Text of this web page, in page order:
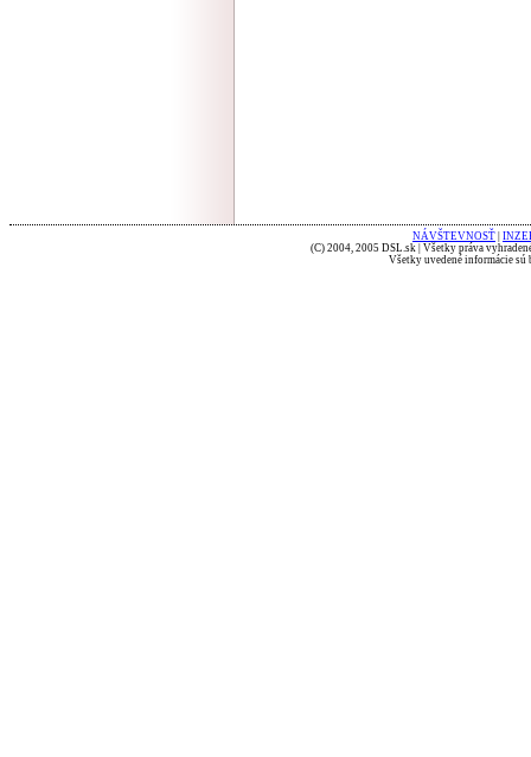
NÁVŠTEVNOSŤ
(C) 2004, 2005 DSL.sk | Všetky práva
Všetky uvedené informácie sú